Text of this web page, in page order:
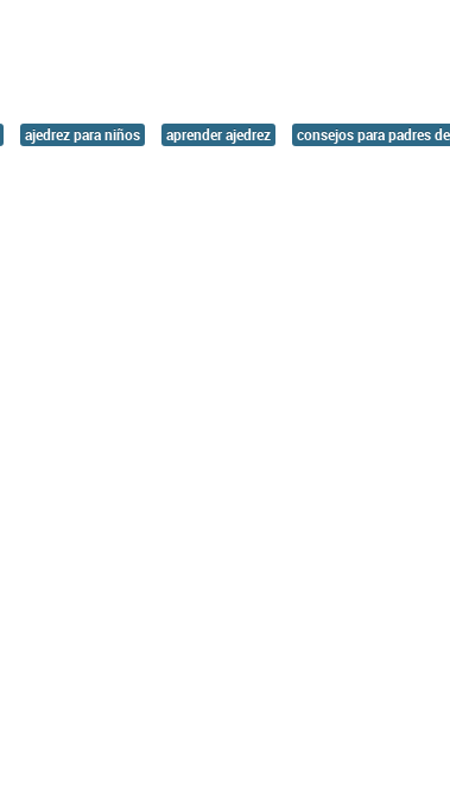
ajedrez para niños aprender ajedrez consejos para padres